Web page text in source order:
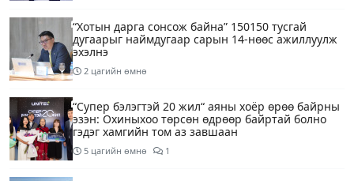
“Хотын дарга сонсож байна” 150150 тусгай
дугаарыг наймдугаар сарын 14-нөөс ажиллуулж
эхэлнэ
2 цагийн өмнө
“Супер бэлэгтэй 20 жил“ аяны хоёр өрөө байрны
эзэн: Охиныхоо төрсөн өдрөөр байртай болно
гэдэг хамгийн том аз завшаан
5 цагийн өмнө 1